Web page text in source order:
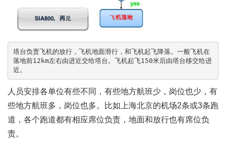
塔台负责飞机的放行，飞机地面滑行，和飞机起飞降落。一般飞机在
落地前12km左右由进近交给塔台。飞机起飞150米后由塔台移交给进
人员安排各单位有些不同，有些地方航班少，岗位也少，有
些地方航班多，岗位也多。比如上海北京的机场2条或3条跑
道，各个跑道都有相应席位负责，地面和放行也有席位负
责。